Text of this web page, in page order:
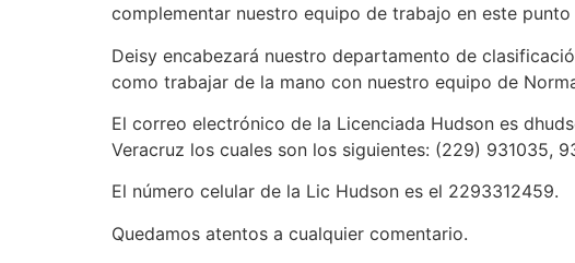
complementar nuestro equipo de trabajo en este
Deisy encabezará nuestro departamento de
como trabajar de la mano con nuestro equipo de
El correo electrónico de la Licenciada Hudson es
Veracruz los cuales son los siguientes: (229) 931035,
El número celular de la Lic Hudson es el 2293312459.
Quedamos atentos a cualquier comentario.